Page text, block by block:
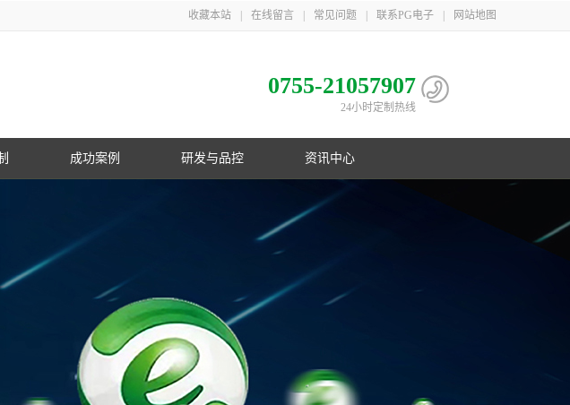
收藏本站 在线留言 常见问题 联系PG电子 网站地图
0755-21057907
24小时定制热线
成功案例 研发与品控 资讯中心
PG游戏官网是镍氢电池国家标准主导
修订单位，并参与多项锂电池行业国
PG电子在行业首创镍氢B型电池；在
电池定制
品质管控
PG游戏官网三地一共取得国家专利
企业文化
联系PG电子
PG游戏官网是国家高新技术企业，在
PG游戏官网21年服务上千家客户，遍